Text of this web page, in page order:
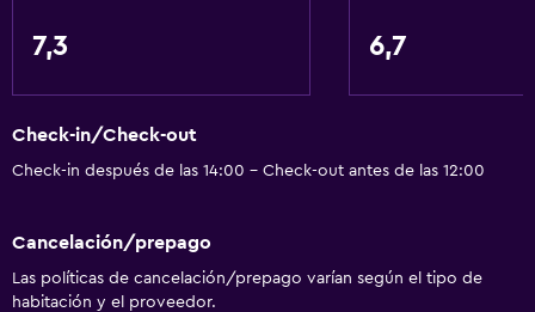
Ducha adaptada para silla de ruedas
Ascensor
Tina de baño adaptada
Para no fumadores
7,3 6,7
Check-in/Check-out
Check-in después de las 14:00 - Check-out antes de las 12:00
Cancelación/prepago
Las políticas de cancelación/prepago varían según el tipo de
habitación y el proveedor.